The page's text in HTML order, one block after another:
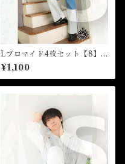
Lブロマイド4枚セット【8】
（全8種）★芸能24周年記念イ
ベント
¥1,100